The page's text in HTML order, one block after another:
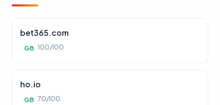
bet365.com
GB 100/100
ho.io
GB 70/100